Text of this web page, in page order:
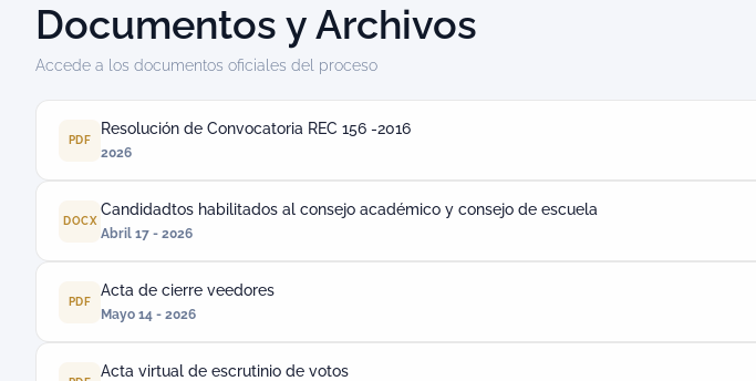
Documentos y Archivos
Accede a los documentos oficiales del proceso
PDF
Resolución de Convocatoria REC 156 -2016
2026
DOCX
Candidadtos habilitados al consejo académico y consejo de escuela
Abril 17 - 2026
PDF
Acta de cierre veedores
Mayo 14 - 2026
Acta virtual de escrutinio de votos